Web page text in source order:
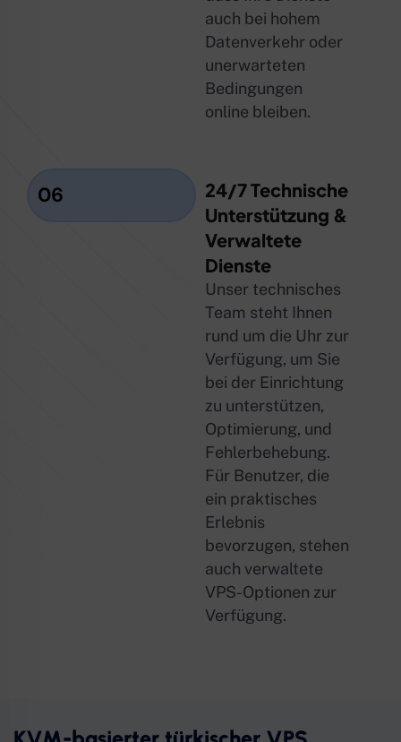
auch bei hohem
Datenverkehr oder
unerwarteten
Bedingungen
online bleiben.
06
24/7 Technische
Unterstützung &
Verwaltete
Dienste
Unser technisches
Team steht Ihnen
rund um die Uhr zur
Verfügung, um Sie
bei der Einrichtung
zu unterstützen,
Optimierung, und
Fehlerbehebung.
Für Benutzer, die
ein praktisches
Erlebnis
bevorzugen, stehen
auch verwaltete
VPS-Optionen zur
Verfügung.